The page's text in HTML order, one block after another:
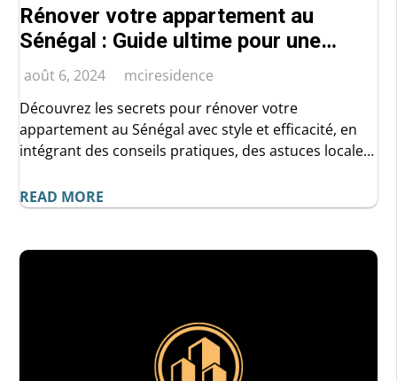
Rénover votre appartement au
Sénégal : Guide ultime pour une
transformation réussie et
éblouissante
août 6, 2024
mciresidence
Découvrez les secrets pour rénover votre
appartement au Sénégal avec style et efficacité, en
intégrant des conseils pratiques, des astuces locales
READ MORE